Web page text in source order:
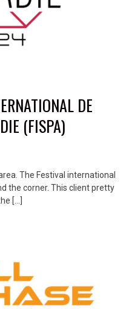
DE
(FISPA)
The Festival international
the corner. This client pretty
[…]